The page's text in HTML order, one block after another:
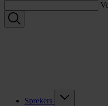
Sprekers